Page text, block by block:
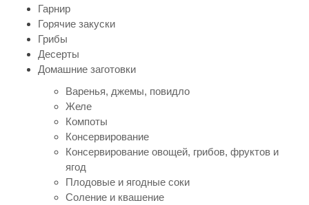
Гарнир
Горячие закуски
Грибы
Десерты
Домашние заготовки
Варенья, джемы, повидло
Желе
Компоты
Консервирование
Консервирование овощей, грибов, фруктов и
ягод
Плодовые и ягодные соки
Соление и квашение